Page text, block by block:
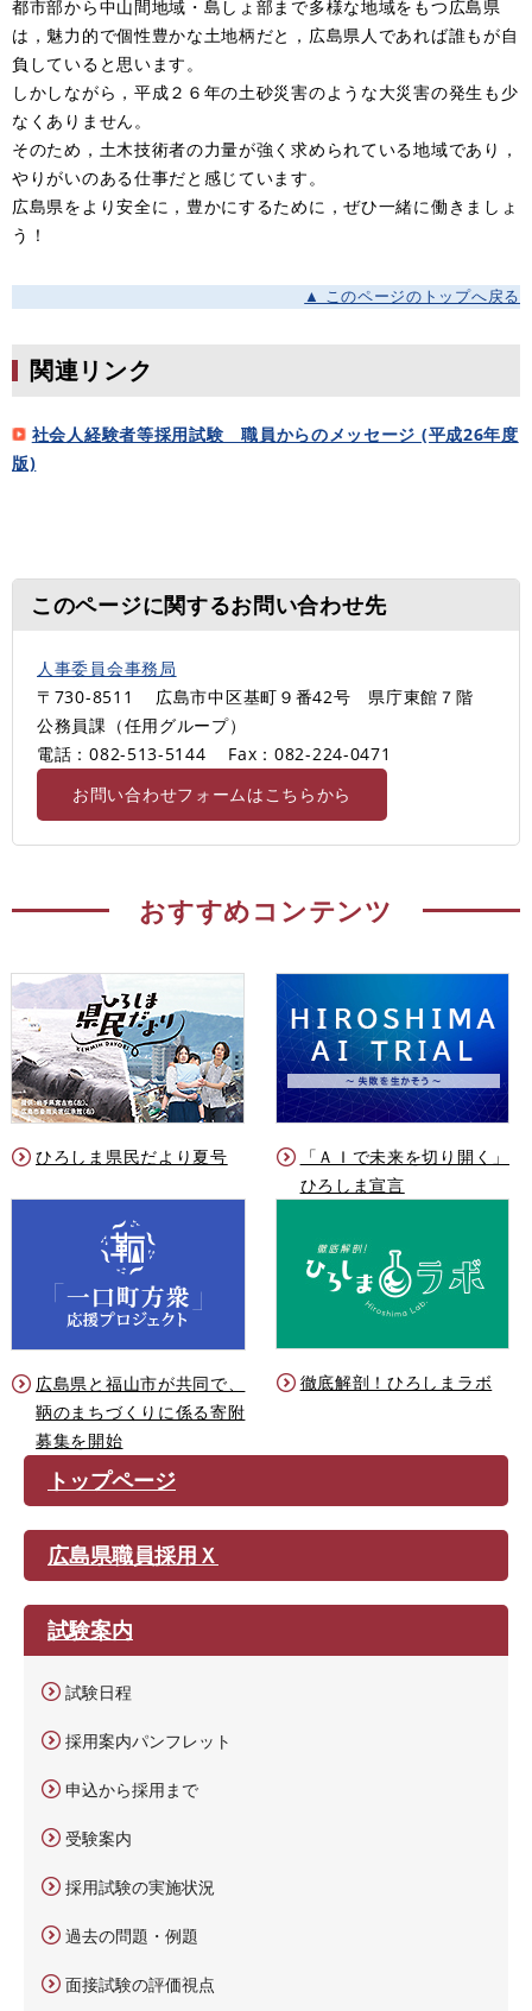
都市部から中山間地域・島しょ部まで多様な地域をもつ広島県
は，魅力的で個性豊かな土地柄だと，広島県人であれば誰もが自
負していると思います。
しかしながら，平成２６年の土砂災害のような大災害の発生も少
なくありません。
そのため，土木技術者の力量が強く求められている地域であり，
やりがいのある仕事だと感じています。
広島県をより安全に，豊かにするために，ぜひ一緒に働きましょ
う！
▲ このページのトップへ戻る
関連リンク
社会人経験者等採用試験 職員からのメッセージ (平成26年度
版)
このページに関するお問い合わせ先
人事委員会事務局
〒730-8511
広島市中区基町９番42号 県庁東館７階
公務員課（任用グループ）
電話：082-513-5144
Fax：082-224-0471
お問い合わせフォームはこちらから
おすすめコンテンツ
ひろしま県民だより夏号
「ＡＩで未来を切り開く」
ひろしま宣言
広島県と福山市が共同で、
鞆のまちづくりに係る寄附
募集を開始
徹底解剖！ひろしまラボ
トップページ
広島県職員採用Ｘ
試験案内
試験日程
採用案内パンフレット
申込から採用まで
受験案内
採用試験の実施状況
過去の問題・例題
面接試験の評価視点